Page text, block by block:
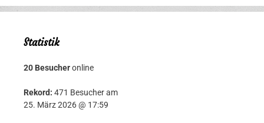
Statistik
20 Besucheronline
Rekord: 471 Besucher am
25. März 2026 @ 17:59